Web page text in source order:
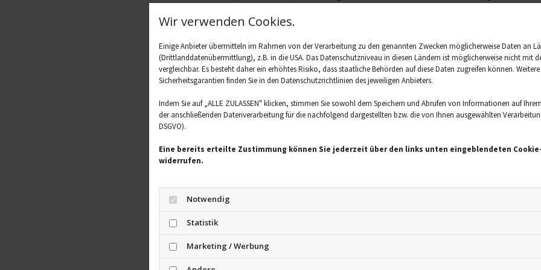
Wichtigste Vorsorge: Die Impfung
Die wichtigste Vorsorge, um nicht an FSME zu erkranken, ist die Impfung. Ein
zugelassen. Kinder zu impfen ist sinnvoll, weil sie häufiger dort unterwegs
aufhalten. Um sie auch vor anderen Krankheiten, die Zecken übertragen
Bakterieninfektion, die verschiedene Organsysteme befallen kann -
Aufenthalt draußen abends gründlich nach Zecken abgesucht werden.
eine Impfung, denn die schlimmen Auswirkungen der Krankheit treffen vor
Grundimmunisierung braucht es drei Dosen, ein bis drei Monate nach der
dritte kommt nach fünf bis 12 Monaten dazu. Eine Auffrischungsimpfung wird
Weitere Maßnahmen gegen Zecken ergreifen
Wer draußen unterwegs ist und sich durch Gebüsch oder hohe Gräser
Kleidung achten, damit die Zecken erst gar nicht an den Körper
abweisende Mittel auf die Haut aufzutragen. Diese wirken allerdings nur ein
Körper und auf der Kleidung nach Zecken Ausschau halten. Sollte man eine
Wir verwenden Cookies.
Einige Anbieter übermitteln im Rahmen von der Verarbeitung zu den genannten Zwecken möglicherweise Daten an
(Drittlanddatenübermittlung), z.B. in die USA. Das Datenschutzniveau in diesen Ländern ist möglicherweise nicht mit
vergleichbar. Es besteht daher ein erhöhtes Risiko, dass staatliche Behörden auf diese Daten zugreifen können.
Sicherheitsgarantien finden Sie in den Datenschutzrichtlinien des jeweiligen Anbieters.
Indem Sie auf „ALLE ZULASSEN" klicken, stimmen Sie sowohl dem Speichern und Abrufen von Informationen auf
der anschließenden Datenverarbeitung für die nachfolgend dargestellten bzw. die von Ihnen ausgewählten
DSGVO).
Eine bereits erteilte Zustimmung können Sie jederzeit über den links unten eingeblendeten
widerrufen.
Notwendig
Statistik
Marketing / Werbung